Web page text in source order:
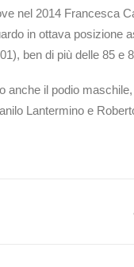
nel 2014 Francesca
in ottava
ben di più delle 85 e
anche il podio
Lantermino e